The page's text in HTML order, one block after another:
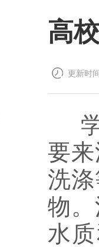
高
更新时
学
要
洗
物
水